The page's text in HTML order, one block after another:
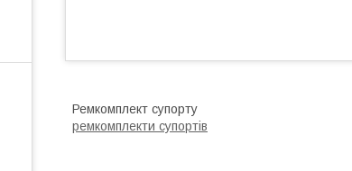
Ремкомплект супорту
ремкомплекти супортів